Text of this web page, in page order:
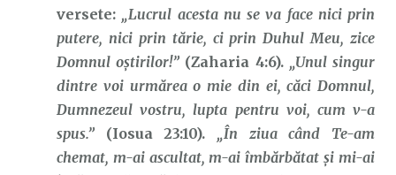
versete: „Lucrul acesta nu se va face nici prin
putere, nici prin tărie, ci prin Duhul Meu, zice
Domnul oştirilor!” (Zaharia 4:6). „Unul singur
dintre voi urmărea o mie din ei, căci Domnul,
Dumnezeul vostru, lupta pentru voi, cum v-a
spus.” (Iosua 23:10). „În ziua când Te-am
chemat, m-ai ascultat, m-ai îmbărbătat şi mi-ai